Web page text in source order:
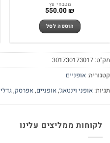
מטבחי עץ
550.00₪
הוספה לסל
301730173017
אופניים
אופני וינטאג׳,אופניים,אפרסק,גדלים 12 עד 20 אינץ׳
לקוחות ממליצים עלינו